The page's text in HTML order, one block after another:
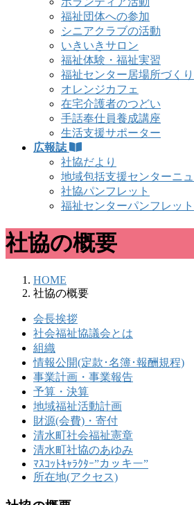
福祉団体への参加
シニアクラブの活動
いきいきサロン
福祉体験・福祉実習
福祉センター居場所づくり
オレンジカフェ
在宅介護者のつどい
手話奉仕員養成講座
生活支援サポーター
広報誌
社協だより
地域包括支援センターニ
社協パンフレット
福祉センターパンフレット
社協の概要
HOME
社協の概要
会長挨拶
社会福祉協議会とは
組織
情報公開(定款･名簿･報酬規程)
事業計画・事業報告
予算・決算
地域福祉活動計画
財源(会費)・寄付
清水町社会福祉憲章
清水町社協のあゆみ
ﾏｽｺｯﾄｷｬﾗｸﾀｰ”カッキー”
所在地(アクセス)